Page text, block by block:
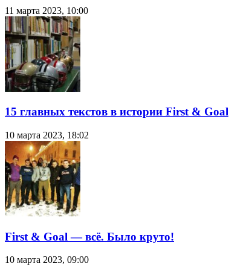
11 марта 2023, 10:00
15 главных текстов в истории First & Goal
10 марта 2023, 18:02
First & Goal — всё. Было круто!
10 марта 2023, 09:00